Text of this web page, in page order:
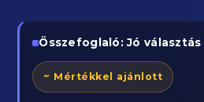
Összefoglaló: Jó
~ Mértékkel ajánlott